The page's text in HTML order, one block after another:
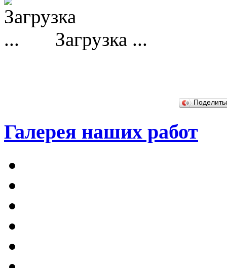
Загрузка ...
Галерея наших работ